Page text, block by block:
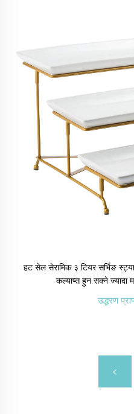
हट सेल सेरामिक ३ टियर सर्भिङ
कल्याप्स हुन सक्ने ज्यादा
उद्धरण